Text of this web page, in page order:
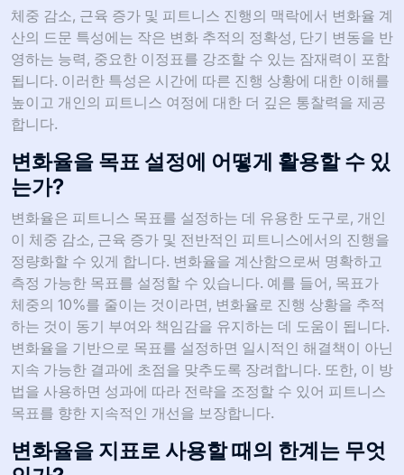
체중 감소, 근육 증가 및 피트니스 진행의 맥락에서 변화율 계
산의 드문 특성에는 작은 변화 추적의 정확성, 단기 변동을 반
영하는 능력, 중요한 이정표를 강조할 수 있는 잠재력이 포함
됩니다. 이러한 특성은 시간에 따른 진행 상황에 대한 이해를
높이고 개인의 피트니스 여정에 대한 더 깊은 통찰력을 제공
합니다.
변화율을 목표 설정에 어떻게 활용할 수 있
는가?
변화율은 피트니스 목표를 설정하는 데 유용한 도구로, 개인
이 체중 감소, 근육 증가 및 전반적인 피트니스에서의 진행을
정량화할 수 있게 합니다. 변화율을 계산함으로써 명확하고
측정 가능한 목표를 설정할 수 있습니다. 예를 들어, 목표가
체중의 10%를 줄이는 것이라면, 변화율로 진행 상황을 추적
하는 것이 동기 부여와 책임감을 유지하는 데 도움이 됩니다.
변화율을 기반으로 목표를 설정하면 일시적인 해결책이 아닌
지속 가능한 결과에 초점을 맞추도록 장려합니다. 또한, 이 방
법을 사용하면 성과에 따라 전략을 조정할 수 있어 피트니스
목표를 향한 지속적인 개선을 보장합니다.
변화율을 지표로 사용할 때의 한계는 무엇